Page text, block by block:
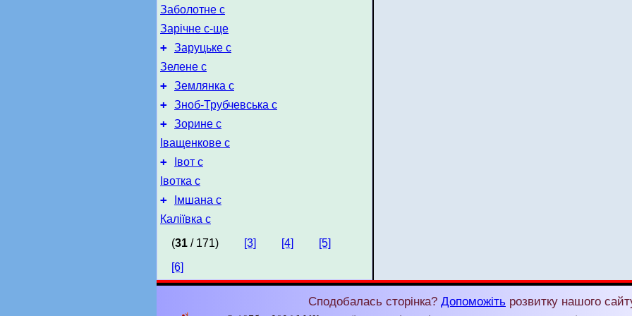
Заболотне с
Зарічне с-ще
+ Заруцьке с
Зелене с
+ Землянка с
+ Зноб-Трубчевська с
+ Зорине с
Іващенкове с
+
Івот с
Івотка с
+
Імшана с
Каліївка с
(31 / 171) [3] [4]
[5]
[6]
Сподобалась сторінка? Допоможіть розвитку нашого